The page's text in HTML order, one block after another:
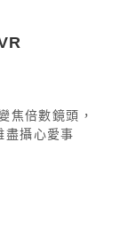
倍數鏡頭，
盡攝心愛事